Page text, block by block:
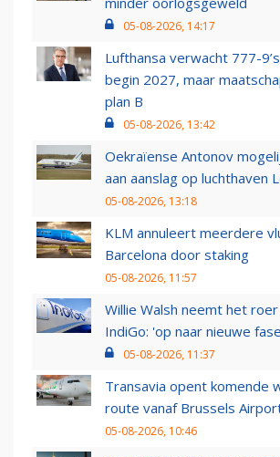
05-08-2026, 14:17
Lufthansa verwacht 777-
begin 2027, maar
plan B
05-08-2026, 13:42
Oekraïense Antonov
aan aanslag op luchthaven
05-08-2026, 13:18
KLM annuleert meerdere
Barcelona door staking
05-08-2026, 11:57
Willie Walsh neemt het
IndiGo: 'op naar nieuwe
05-08-2026, 11:37
Transavia opent komende
route vanaf Brussels
05-08-2026, 10:46